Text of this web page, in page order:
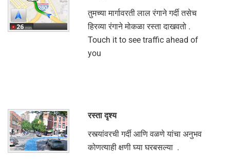
तुमच्या मार्गावरती लाल रंगाने गर्दी तसेच
हिरव्या रंगाने मोकळा रस्ता दाखवतो .
Touch it to see traffic ahead of
you
रस्ता दृश्य
रस्त्यांवरची गर्दी आणि वळणे यांचा अनुभव
कोणत्याही क्षणी घ्या घरबसल्या .